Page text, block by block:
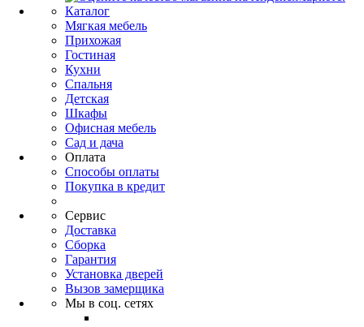
Каталог
Мягкая мебель
Прихожая
Гостиная
Кухни
Спальня
Детская
Шкафы
Офисная мебель
Сад и дача
Оплата
Способы оплаты
Покупка в кредит
Сервис
Доставка
Сборка
Гарантия
Установка дверей
Вызов замерщика
Мы в соц. сетях